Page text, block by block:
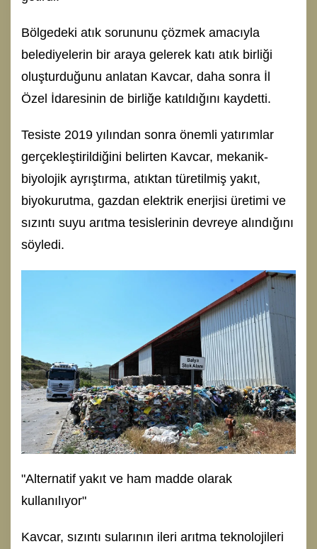
Bölgedeki atık sorununu çözmek amacıyla
belediyelerin bir araya gelerek katı atık birliği
oluşturduğunu anlatan Kavcar, daha sonra İl
Özel İdaresinin de birliğe katıldığını kaydetti.
Tesiste 2019 yılından sonra önemli yatırımlar
gerçekleştirildiğini belirten Kavcar, mekanik-
biyolojik ayrıştırma, atıktan türetilmiş yakıt,
biyokurutma, gazdan elektrik enerjisi üretimi ve
sızıntı suyu arıtma tesislerinin devreye alındığını
söyledi.
"Alternatif yakıt ve ham madde olarak
kullanılıyor"
Kavcar, sızıntı sularının ileri arıtma teknolojileri